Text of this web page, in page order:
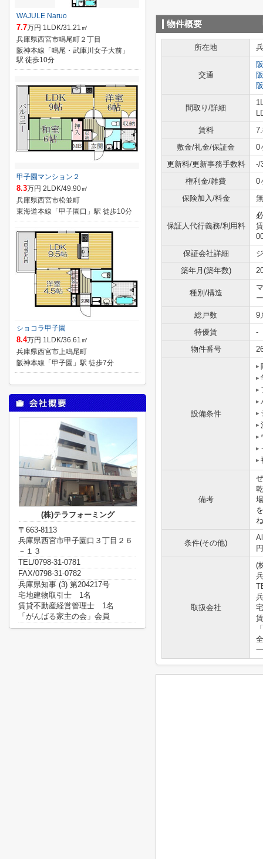
物件概要
所在地
交通
間取り/詳細
賃料
敷金/礼金/保証金
0
更新料/更新事務手数料
-/
権利金/雑費
0
保険加入/料金
保証人代行義務/利用料
保証会社詳細
築年月(築年数)
種別/構造
総戸数
9
特優賃
-
物件番号
設備条件
備考
条件(その他)
取扱会社
(
WAJULE Naruo
7.7万円 1LDK/31.21㎡
兵庫県西宮市鳴尾町２丁目
阪神本線「鳴尾・武庫川女子大前」
駅 徒歩10分
甲子園マンション２
8.3万円 2LDK/49.90㎡
兵庫県西宮市松並町
東海道本線「甲子園口」駅 徒歩10分
ショコラ甲子園
8.4万円 1LDK/36.61㎡
兵庫県西宮市上鳴尾町
阪神本線「甲子園」駅 徒歩7分
(株)テラフォーミング
〒663-8113
兵庫県西宮市甲子園口３丁目２６
－１３
TEL/0798-31-0781
FAX/0798-31-0782
兵庫県知事 (3) 第204217号
宅地建物取引士 1名
賃貸不動産経営管理士 1名
「がんばる家主の会」会員